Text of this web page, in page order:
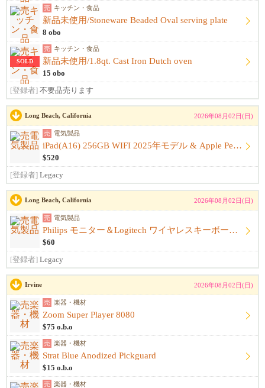
売 キッチン・食品
新品未使用/Stoneware Beaded Oval serving plate
8 obo
SOLD
売 キッチン・食品
新品未使用/1.8qt. Cast Iron Dutch oven
15 obo
[登録者] 不要品売ります
Long Beach, California 2026年08月02日(日)
売 電気製品
iPad(A16) 256GB WIFI 2025年モデル & Apple Pencil (USB-C) & Keybo...
$520
[登録者] Legacy
Long Beach, California 2026年08月02日(日)
売 電気製品
Philips モニター＆Logitech ワイヤレスキーボード&卓上ライト セット 箱付き
$60
[登録者] Legacy
Irvine 2026年08月02日(日)
売 楽器・機材
Zoom Super Player 8080
$75 o.b.o
売 楽器・機材
Strat Blue Anodized Pickguard
$15 o.b.o
売 楽器・機材